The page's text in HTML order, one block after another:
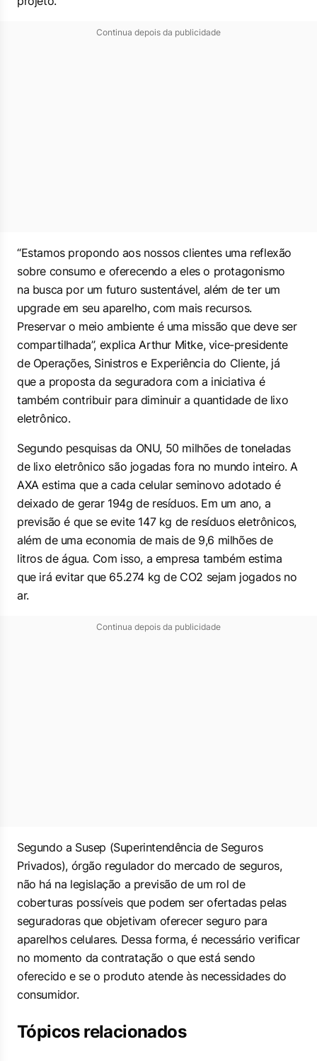
Continua depois da publicidade
“Estamos propondo aos nossos clientes uma reflexão
sobre consumo e oferecendo a eles o protagonismo
na busca por um futuro sustentável, além de ter um
upgradeem seu aparelho, com mais recursos.
Preservar o meio ambiente é uma missão que deve ser
compartilhada”, explica Arthur Mitke, vice-presidente
de Operações, Sinistros e Experiência do Cliente, já
que a proposta da seguradora com a iniciativa é
também contribuir para diminuir a quantidade de lixo
eletrônico.
Segundo pesquisas da ONU, 50 milhões de toneladas
de lixo eletrônico são jogadas fora no mundo inteiro. A
AXA estima que a cada celular seminovo adotado é
deixado de gerar 194g de resíduos. Em um ano, a
previsão é que se evite 147 kg de resíduos eletrônicos,
além de uma economia de mais de 9,6 milhões de
litros de água. Com isso, a empresa também estima
que irá evitar que 65.274 kg de CO2 sejam jogados no
ar.
Continua depois da publicidade
Segundo a Susep (Superintendência de Seguros
Privados), órgão regulador do mercado de seguros,
não há na legislação a previsão de um rol de
coberturas possíveis que podem ser ofertadas pelas
seguradoras que objetivam oferecer seguro para
aparelhos celulares. Dessa forma, é necessário verificar
no momento da contratação o que está sendo
oferecido e se o produto atende às necessidades do
consumidor.
Tópicos relacionados